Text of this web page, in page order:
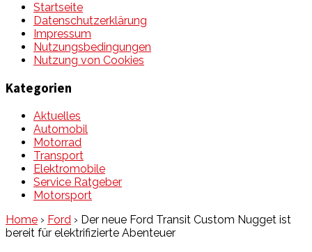
Startseite
Datenschutzerklärung
Impressum
Nutzungsbedingungen
Nutzung von Cookies
Kategorien
Aktuelles
Automobil
Motorrad
Transport
Elektromobile
Service Ratgeber
Motorsport
Home › Ford › Der neue Ford Transit Custom Nugget ist
bereit für elektrifizierte Abenteuer